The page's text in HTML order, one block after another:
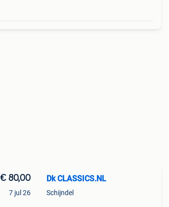
€ 80,00
7 jul 26
Dk CLASSICS.NL
Schijndel